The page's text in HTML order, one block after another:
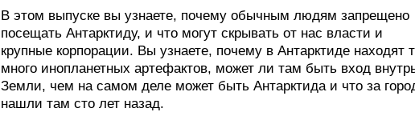
В этом выпуске вы узнаете, почему обычным людям запрещено
посещать Антарктиду, и что могут скрывать от нас власти и
крупные корпорации. Вы узнаете, почему в Антарктиде находят
много инопланетных артефактов, может ли там быть вход
Земли, чем на самом деле может быть Антарктида и что за
нашли там сто лет назад.